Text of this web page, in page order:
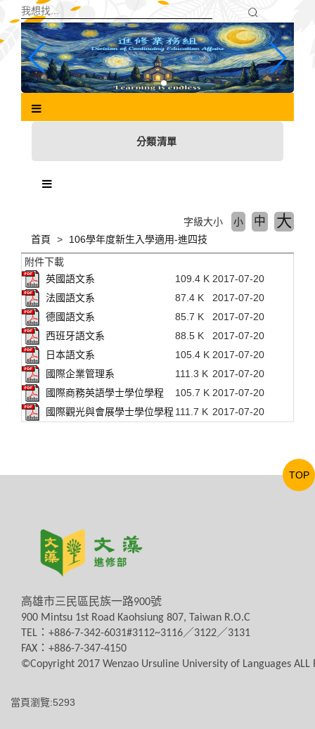
主
分類清單
首頁 106學年度新生入學適用-進四技
字級大小 小 中 大
附件下載
英國語文系
109.4 K 2017-07-20
法國語文系
87.4 K
2017-07-20
德國語文系
85.7 K
2017-07-20
西班牙語文系
88.5 K
2017-07-20
日本語文系
105.4 K 2017-07-20
國際企業管理系
111.3 K 2017-07-20
國際商務英語學士學位學程
105.7 K 2017-07-20
國際觀光與會展學士學位學程 111.7 K 2017-07-20
高雄市三民區民族一路900號
900 Mintsu 1st Road Kaohsiung 807, Taiwan R.O.C
TEL ： +886-7-342-6031#3112~3116／ 3122／ 3131
FAX ： +886-7-347-4150
©Copyright 2017 Wenzao Ursuline University of Languages ALL
當頁瀏覽:5293
TOP